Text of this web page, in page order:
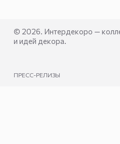
© 2026. Интердекоро —
и идей декора.
ПРЕСС-РЕЛИЗЫ